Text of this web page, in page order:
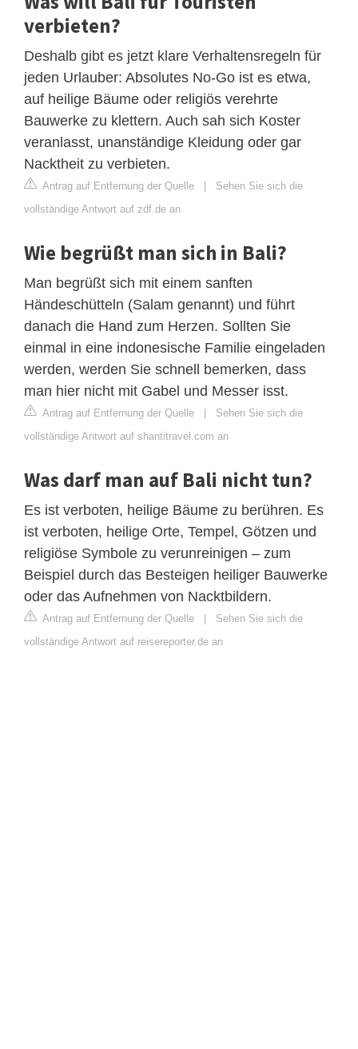
verbieten?
Deshalb gibt es jetzt klare Verhaltensregeln für
jeden Urlauber: Absolutes No-Go ist es etwa,
auf heilige Bäume oder religiös verehrte
Bauwerke zu klettern. Auch sah sich Koster
veranlasst, unanständige Kleidung oder gar
Nacktheit zu verbieten.
Antrag auf Entfernung der Quelle | Sehen Sie sich die
vollständige Antwort auf zdf.de an
Wie begrüßt man sich in Bali?
Man begrüßt sich mit einem sanften
Händeschütteln (Salam genannt) und führt
danach die Hand zum Herzen. Sollten Sie
einmal in eine indonesische Familie eingeladen
werden, werden Sie schnell bemerken, dass
man hier nicht mit Gabel und Messer isst.
Antrag auf Entfernung der Quelle | Sehen Sie sich die
vollständige Antwort auf shantitravel.com an
Was darf man auf Bali nicht tun?
Es ist verboten, heilige Bäume zu berühren. Es
ist verboten, heilige Orte, Tempel, Götzen und
religiöse Symbole zu verunreinigen – zum
Beispiel durch das Besteigen heiliger Bauwerke
oder das Aufnehmen von Nacktbildern.
Antrag auf Entfernung der Quelle | Sehen Sie sich die
vollständige Antwort auf reisereporter.de an